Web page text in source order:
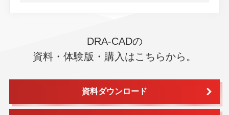
DRA-CADの
資料・体験版・購入はこちらから。
資料ダウンロード